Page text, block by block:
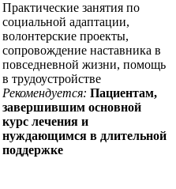
Практические занятия по
социальной адаптации,
волонтерские проекты,
сопровождение наставника в
повседневной жизни, помощь
в трудоустройстве
Рекомендуется: Пациентам,
завершившим основной
курс лечения и
нуждающимся в длительной
поддержке